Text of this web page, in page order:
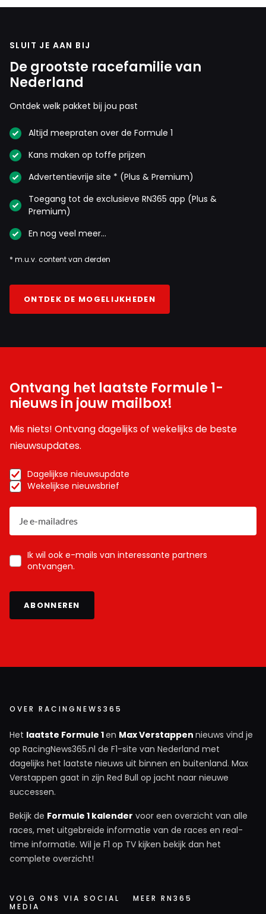
SLUIT JE AAN BIJ
De grootste racefamilie van
Nederland
Ontdek welk pakket bij jou past
Altijd meepraten over de Formule 1
Kans maken op toffe prijzen
Advertentievrije site * (Plus & Premium)
Toegang tot de exclusieve RN365 app (Plus &
Premium)
En nog veel meer…
* m.u.v. content van derden
ONTDEK DE MOGELIJKHEDEN
Ontvang het laatste Formule 1-
nieuws in jouw mailbox!
Mis niets! Ontvang dagelijks of wekelijks de beste
nieuwsupdates.
Dagelijkse nieuwsupdate
Wekelijkse nieuwsbrief
Ik wil ook e-mails van interessante partners
ontvangen.
ABONNEREN
OVER RACINGNEWS365
Het laatste Formule 1en Max Verstappen nieuws vind je
op RacingNews365.nl de F1-site van Nederland met
dagelijks het laatste nieuws uit binnen en buitenland. Max
Verstappen gaat in zijn Red Bull op jacht naar nieuwe
successen.
Bekijk de Formule 1 kalender voor een overzicht van alle
races, met uitgebreide informatie van de races en real-
time informatie. Wil je F1 op TV kijken bekijk dan het
complete overzicht!
VOLG ONS VIA SOCIAL
MEDIA
MEER RN365